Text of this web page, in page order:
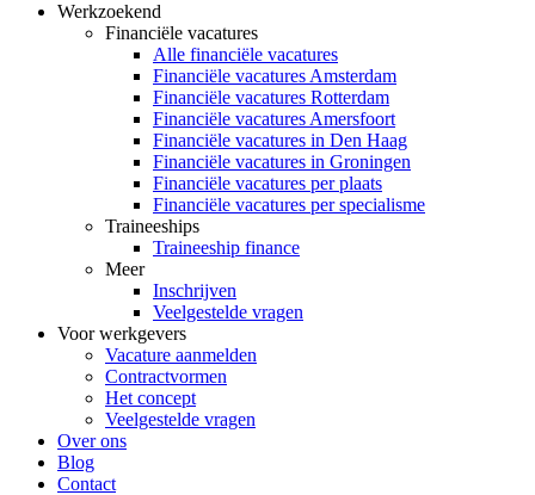
Werkzoekend
Financiële vacatures
Alle financiële vacatures
Financiële vacatures Amsterdam
Financiële vacatures Rotterdam
Financiële vacatures Amersfoort
Financiële vacatures in Den Haag
Financiële vacatures in Groningen
Financiële vacatures per plaats
Financiële vacatures per specialisme
Traineeships
Traineeship finance
Meer
Inschrijven
Veelgestelde vragen
Voor werkgevers
Vacature aanmelden
Contractvormen
Het concept
Veelgestelde vragen
Over ons
Blog
Contact